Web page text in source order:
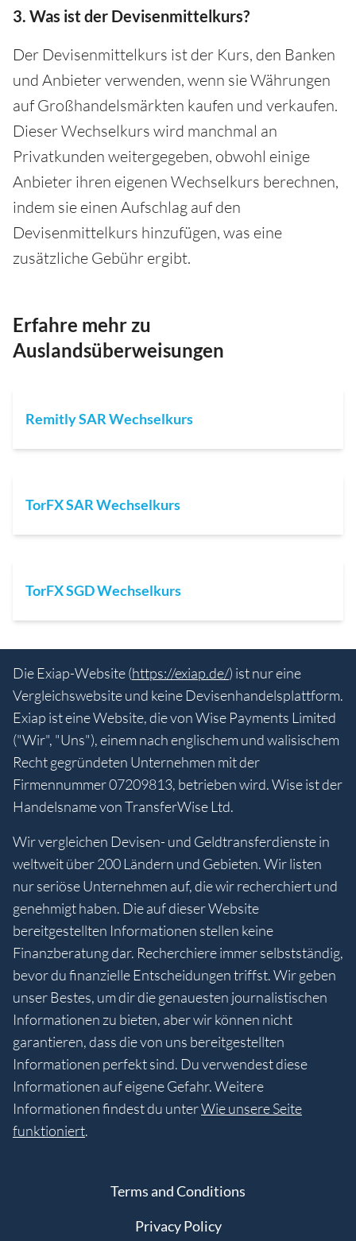
3. Was ist der Devisenmittelkurs?
Der Devisenmittelkurs ist der Kurs, den Banken
und Anbieter verwenden, wenn sie Währungen
auf Großhandelsmärkten kaufen und verkaufen.
Dieser Wechselkurs wird manchmal an
Privatkunden weitergegeben, obwohl einige
Anbieter ihren eigenen Wechselkurs berechnen,
indem sie einen Aufschlag auf den
Devisenmittelkurs hinzufügen, was eine
zusätzliche Gebühr ergibt.
Erfahre mehr zu
Auslandsüberweisungen
Remitly SAR Wechselkurs
TorFX SAR Wechselkurs
TorFX SGD Wechselkurs
Die Exiap-Website (https://exiap.de/) ist nur eine
Vergleichswebsite und keine Devisenhandelsplattform.
Exiap ist eine Website, die von Wise Payments Limited
("Wir", "Uns"), einem nach englischem und walisischem
Recht gegründeten Unternehmen mit der
Firmennummer 07209813, betrieben wird. Wise ist der
Handelsname von TransferWise Ltd.
Wir vergleichen Devisen- und Geldtransferdienste in
weltweit über 200 Ländern und Gebieten. Wir listen
nur seriöse Unternehmen auf, die wir recherchiert und
genehmigt haben. Die auf dieser Website
bereitgestellten Informationen stellen keine
Finanzberatung dar. Recherchiere immer selbstständig,
bevor du finanzielle Entscheidungen triffst. Wir geben
unser Bestes, um dir die genauesten journalistischen
Informationen zu bieten, aber wir können nicht
garantieren, dass die von uns bereitgestellten
Informationen perfekt sind. Du verwendest diese
Informationen auf eigene Gefahr. Weitere
Informationen findest du unterWie unsere Seite
funktioniert.
Terms and Conditions
Privacy Policy